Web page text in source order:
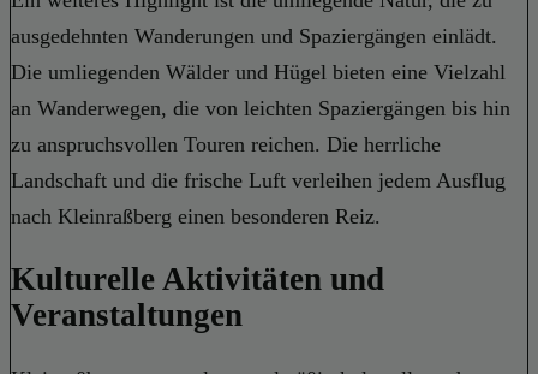
ausgedehnten Wanderungen und Spaziergängen einlädt.
Die umliegenden Wälder und Hügel bieten eine Vielzahl
an Wanderwegen, die von leichten Spaziergängen bis hin
zu anspruchsvollen Touren reichen. Die herrliche
Landschaft und die frische Luft verleihen jedem Ausflug
nach Kleinraßberg einen besonderen Reiz.
Kulturelle Aktivitäten und
Veranstaltungen